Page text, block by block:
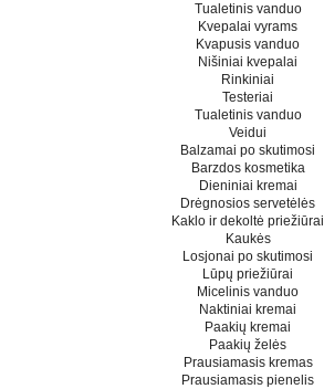
Tualetinis vanduo
Kvepalai vyrams
Kvapusis vanduo
Nišiniai kvepalai
Rinkiniai
Testeriai
Tualetinis vanduo
Veidui
Balzamai po skutimosi
Barzdos kosmetika
Dieniniai kremai
Drėgnosios servetėlės
Kaklo ir dekoltė priežiūrai
Kaukės
Losjonai po skutimosi
Lūpų priežiūrai
Micelinis vanduo
Naktiniai kremai
Paakių kremai
Paakių želės
Prausiamasis kremas
Prausiamasis pienelis